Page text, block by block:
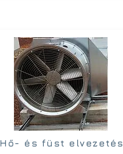
Hő- és füst elvezetés